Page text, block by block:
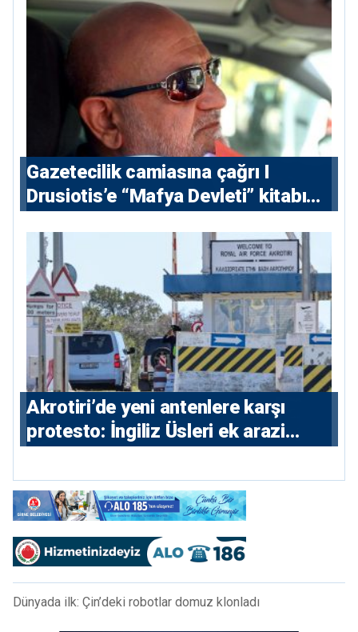
Gazetecilik camiasına çağrı I
⁠Drusiotis’e “Mafya Devleti” kitabı
⁠Akrotiri’de yeni antenlere karşı
protesto: İngiliz Üsleri ek arazi
Dünyada ilk: Çin’deki robotlar domuz klonladı